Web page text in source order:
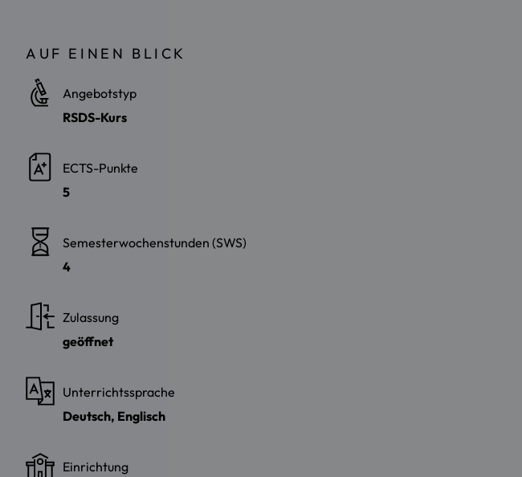
AUF EINEN BLICK
Angebotstyp
RSDS-Kurs
ECTS-Punkte
5
Semesterwochenstunden (SWS)
4
Zulassung
geöffnet
Unterrichtssprache
Deutsch, Englisch
Einrichtung